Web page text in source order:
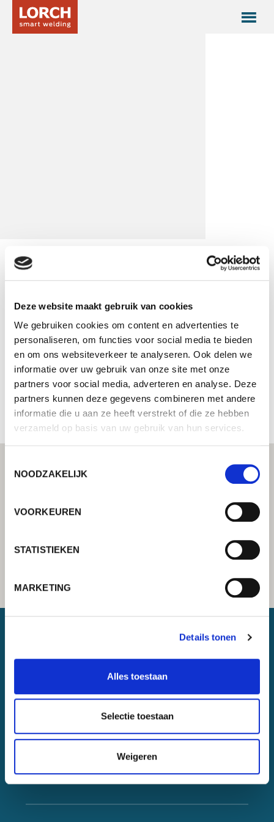
Deze website maakt gebruik van cookies
We gebruiken cookies om content en advertenties te
personaliseren, om functies voor social media te bieden
en om ons websiteverkeer te analyseren. Ook delen we
informatie over uw gebruik van onze site met onze
partners voor social media, adverteren en analyse. Deze
partners kunnen deze gegevens combineren met andere
informatie die u aan ze heeft verstrekt of die ze hebben
verzameld op basis van uw gebruik van hun services.
NOODZAKELIJK
VOORKEUREN
STATISTIEKEN
MARKETING
Details tonen
Alles toestaan
Selectie toestaan
Weigeren
A-One Tools and Fixings Ltd
Lorch lastechniek center - Uw gespecialiseerde dealer
voor industriële lastechniek
370 Bradofrd Road
Verenigd Koninkrijk
+441484710282
+49 7191 503-0
info(at)lorch.eu
71549 Auenwald
Contact
Google Maps